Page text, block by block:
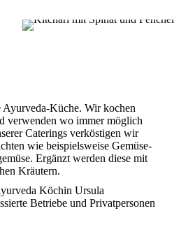
Küche. Wir kochen
verwenden wo immer möglich
Caterings verköstigen wir
wie beispielsweise Gemüse-
Ergänzt werden diese mit
Kräutern.
Köchin Ursula
Betriebe und Privatpersonen